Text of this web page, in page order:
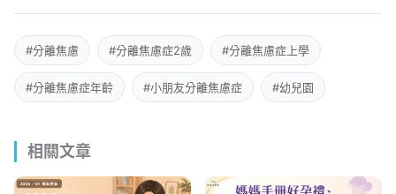
#分離焦慮 #分離焦慮症2歲 #分離焦慮症上學
#分離焦慮症年齡 #小朋友分離焦慮症 #幼兒園
相關文章